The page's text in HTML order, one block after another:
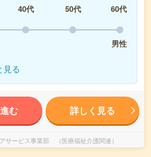
40代 50代
60代
男性
見る
む 詳しく見る
サービス事業部 （医療福祉介護関連）